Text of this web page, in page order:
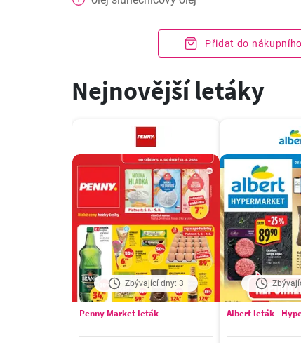
Přidat do
Nejnovější letáky
Zbývající dny: 3
Penny Market leták Albert leták -